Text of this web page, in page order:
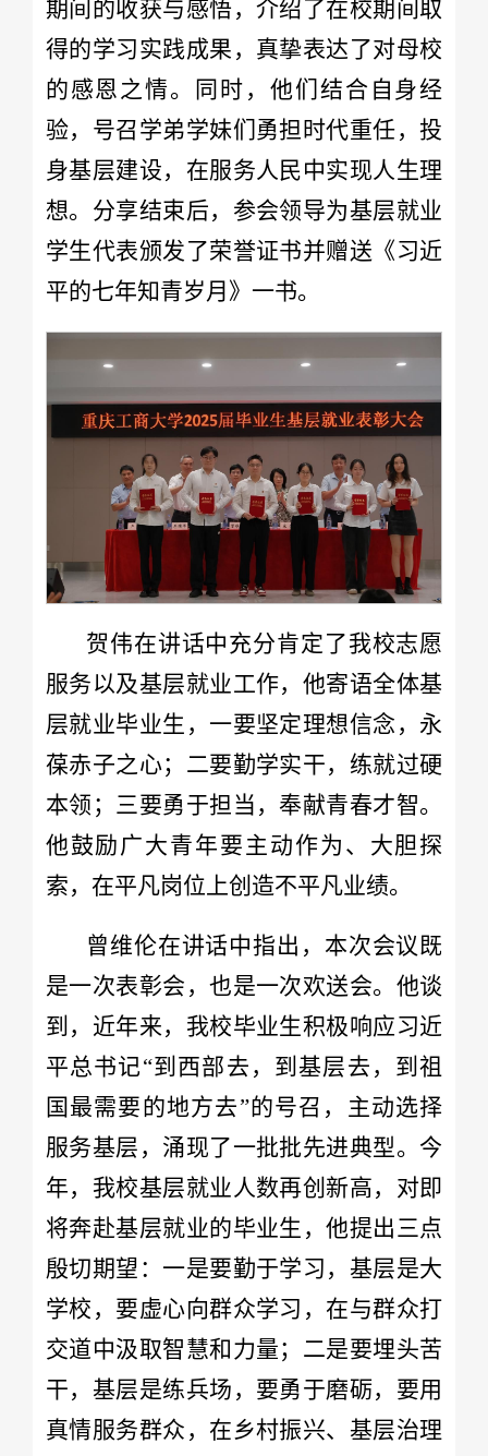
期间的收获与感悟，介绍了在校期间取
得的学习实践成果，真挚表达了对母校
的感恩之情。同时，他们结合自身经
验，号召学弟学妹们勇担时代重任，投
身基层建设，在服务人民中实现人生理
想。分享结束后，参会领导为基层就业
学生代表颁发了荣誉证书并赠送《习近
平的七年知青岁月》一书。
贺伟在讲话中充分肯定了我校志愿
服务以及基层就业工作，他寄语全体基
层就业毕业生，一要坚定理想信念，永
葆赤子之心；二要勤学实干，练就过硬
本领；三要勇于担当，奉献青春才智。
他鼓励广大青年要主动作为、大胆探
索，在平凡岗位上创造不平凡业绩。
曾维伦在讲话中指出，本次会议既
是一次表彰会，也是一次欢送会。他谈
到，近年来，我校毕业生积极响应习近
平总书记“到西部去，到基层去，到祖
国最需要的地方去”的号召，主动选择
服务基层，涌现了一批批先进典型。今
年，我校基层就业人数再创新高，对即
将奔赴基层就业的毕业生，他提出三点
殷切期望：一是要勤于学习，基层是大
学校，要虚心向群众学习，在与群众打
交道中汲取智慧和力量；二是要埋头苦
干，基层是练兵场，要勇于磨砺，要用
真情服务群众，在乡村振兴、基层治理